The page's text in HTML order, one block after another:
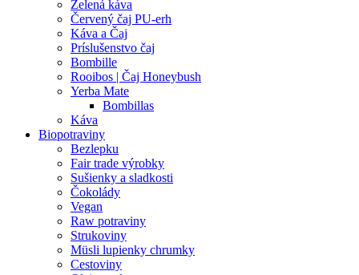
Zelená káva
Červený čaj PU-erh
Káva a Čaj
Príslušenstvo čaj
Bombille
Rooibos | Čaj Honeybush
Yerba Mate
Bombillas
Káva
Biopotraviny
Bezlepku
Fair trade výrobky
Sušienky a sladkosti
Čokolády
Vegan
Raw potraviny
Strukoviny
Müsli lupienky chrumky
Cestoviny